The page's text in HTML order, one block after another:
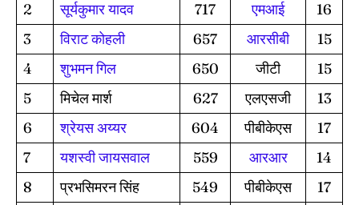
2
सूर्यकुमार यादव 717 एमआई
16
3
विराट कोहली 657 आरसीबी
15
4
शुभमन गिल 650 जीटी
15
5
मिचेल मार्श 627 एलएसजी
13
6
श्रेयस अय्यर 604 पीबीकेएस
17
7
यशस्वी जायसवाल 559 आरआर
14
8
प्रभसिमरन सिंह 549 पीबीकेएस
17